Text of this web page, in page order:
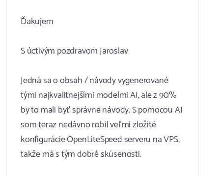
Ďakujem
S úctivým pozdravom Jaroslav
Jedná sa o obsah / návody vygenerované
tými najkvalitnejšími modelmi AI, ale z 90%
by to mali byť správne návody. S pomocou AI
som teraz nedávno robil veľmi zložité
konfigurácie OpenLiteSpeed serveru na VPS,
takže má s tým dobré skúsenosti.